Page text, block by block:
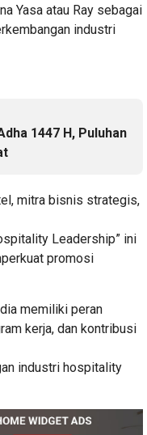
Yasa atau Ray sebagai
industri
1447 H, Puluhan
mitra bisnis strategis,
Leadership” ini
promosi
memiliki peran
kerja, dan kontribusi
industri hospitality